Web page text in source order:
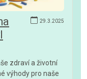
29.3.2025
zdraví a životní
výhody pro naše